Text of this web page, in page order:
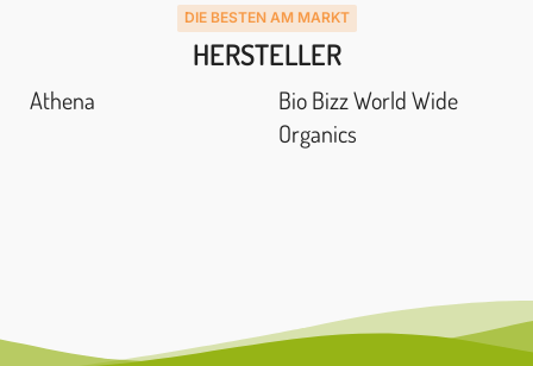
DIE BESTEN AM MARKT
HERSTELLER
Athena
Bio Bizz World Wide
Organics